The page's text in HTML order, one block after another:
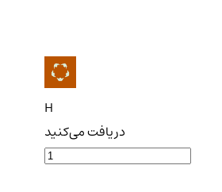
H
دریافت می‌کنید